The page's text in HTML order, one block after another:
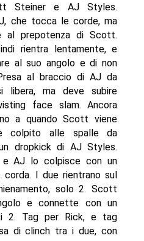
Steiner e AJ Styles.
che tocca le corde, ma
al prepotenza di Scott.
rientra lentamente, e
al suo angolo e di non
al braccio di AJ da
ma deve subire
face slam. Ancora
a quando Scott viene
colpito alle spalle da
dropkick di AJ Styles.
AJ lo colpisce con un
I due rientrano sul
solo 2. Scott
e connette con un
2. Tag per Rick, e tag
di clinch tra i due, con